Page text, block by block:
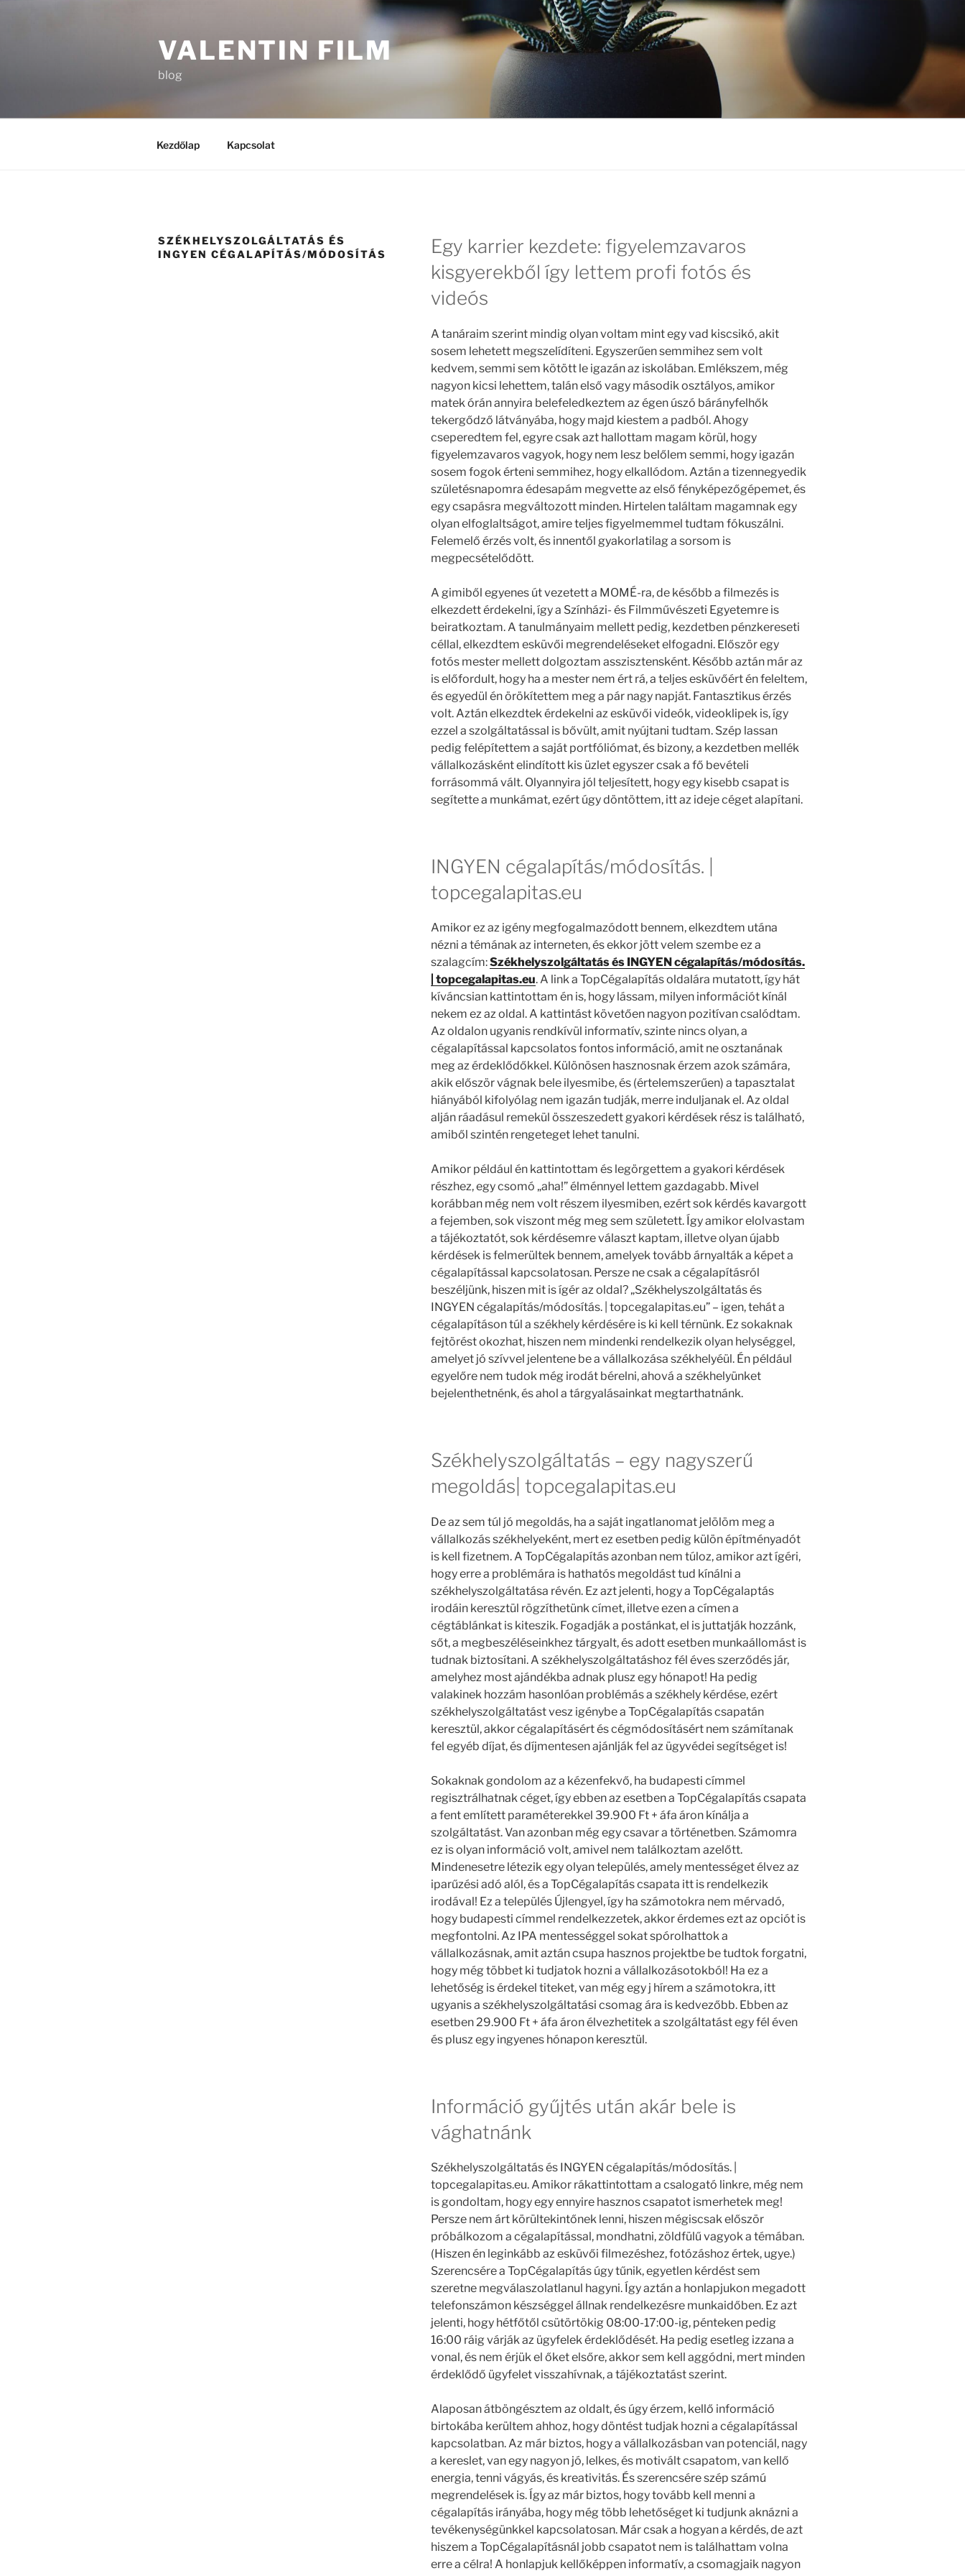
VALENTIN FILM
blog
Kezdőlap Kapcsolat
SZÉKHELYSZOLGÁLTATÁS ÉS
INGYEN CÉGALAPÍTÁS/MÓDOSÍTÁS
Egy karrier kezdete: figyelemzavaros
kisgyerekből így lettem profi fotós és
videós
A tanáraim szerint mindig olyan voltam mint egy vad kiscsikó, akit
sosem lehetett megszelídíteni. Egyszerűen semmihez sem volt
kedvem, semmi sem kötött le igazán az iskolában. Emlékszem, még
nagyon kicsi lehettem, talán első vagy második osztályos, amikor
matek órán annyira belefeledkeztem az égen úszó bárányfelhők
tekergődző látványába, hogy majd kiestem a padból. Ahogy
cseperedtem fel, egyre csak azt hallottam magam körül, hogy
figyelemzavaros vagyok, hogy nem lesz belőlem semmi, hogy igazán
sosem fogok érteni semmihez, hogy elkallódom. Aztán a tizennegyedik
születésnapomra édesapám megvette az első fényképezőgépemet, és
egy csapásra megváltozott minden. Hirtelen találtam magamnak egy
olyan elfoglaltságot, amire teljes figyelmemmel tudtam fókuszálni.
Felemelő érzés volt, és innentől gyakorlatilag a sorsom is
megpecsételődött.
A gimiből egyenes út vezetett a MOMÉ-ra, de később a filmezés is
elkezdett érdekelni, így a Színházi- és Filmművészeti Egyetemre is
beiratkoztam. A tanulmányaim mellett pedig, kezdetben pénzkereseti
céllal, elkezdtem esküvői megrendeléseket elfogadni. Először egy
fotós mester mellett dolgoztam asszisztensként. Később aztán már az
is előfordult, hogy ha a mester nem ért rá, a teljes esküvőért én feleltem,
és egyedül én örökítettem meg a pár nagy napját. Fantasztikus érzés
volt. Aztán elkezdtek érdekelni az esküvői videók, videoklipek is, így
ezzel a szolgáltatással is bővült, amit nyújtani tudtam. Szép lassan
pedig felépítettem a saját portfóliómat, és bizony, a kezdetben mellék
vállalkozásként elindított kis üzlet egyszer csak a fő bevételi
forrásommá vált. Olyannyira jól teljesített, hogy egy kisebb csapat is
segítette a munkámat, ezért úgy döntöttem, itt az ideje céget alapítani.
INGYEN cégalapítás/módosítás. |
topcegalapitas.eu
Amikor ez az igény megfogalmazódott bennem, elkezdtem utána
nézni a témának az interneten, és ekkor jött velem szembe ez a
szalagcím:Székhelyszolgáltatás és INGYEN cégalapítás/módosítás.
| topcegalapitas.eu. A link a TopCégalapítás oldalára mutatott, így hát
kíváncsian kattintottam én is, hogy lássam, milyen információt kínál
nekem ez az oldal. A kattintást követően nagyon pozitívan csalódtam.
Az oldalon ugyanis rendkívül informatív, szinte nincs olyan, a
cégalapítással kapcsolatos fontos információ, amit ne osztanának
meg az érdeklődőkkel. Különösen hasznosnak érzem azok számára,
akik először vágnak bele ilyesmibe, és (értelemszerűen) a tapasztalat
hiányából kifolyólag nem igazán tudják, merre induljanak el. Az oldal
alján ráadásul remekül összeszedett gyakori kérdések rész is található,
amiből szintén rengeteget lehet tanulni.
Amikor például én kattintottam és legörgettem a gyakori kérdések
részhez, egy csomó „aha!” élménnyel lettem gazdagabb. Mivel
korábban még nem volt részem ilyesmiben, ezért sok kérdés kavargott
a fejemben, sok viszont még meg sem született. Így amikor elolvastam
a tájékoztatót, sok kérdésemre választ kaptam, illetve olyan újabb
kérdések is felmerültek bennem, amelyek tovább árnyalták a képet a
cégalapítással kapcsolatosan. Persze ne csak a cégalapításról
beszéljünk, hiszen mit is ígér az oldal? „Székhelyszolgáltatás és
INGYEN cégalapítás/módosítás. | topcegalapitas.eu” – igen, tehát a
cégalapításon túl a székhely kérdésére is ki kell térnünk. Ez sokaknak
fejtörést okozhat, hiszen nem mindenki rendelkezik olyan helységgel,
amelyet jó szívvel jelentene be a vállalkozása székhelyéül. Én például
egyelőre nem tudok még irodát bérelni, ahová a székhelyünket
bejelenthetnénk, és ahol a tárgyalásainkat megtarthatnánk.
Székhelyszolgáltatás – egy nagyszerű
megoldás| topcegalapitas.eu
De az sem túl jó megoldás, ha a saját ingatlanomat jelölöm meg a
vállalkozás székhelyeként, mert ez esetben pedig külön építményadót
is kell fizetnem. A TopCégalapítás azonban nem túloz, amikor azt ígéri,
hogy erre a problémára is hathatós megoldást tud kínálni a
székhelyszolgáltatása révén. Ez azt jelenti, hogy a TopCégalaptás
irodáin keresztül rögzíthetünk címet, illetve ezen a címen a
cégtáblánkat is kiteszik. Fogadják a postánkat, el is juttatják hozzánk,
sőt, a megbeszéléseinkhez tárgyalt, és adott esetben munkaállomást is
tudnak biztosítani. A székhelyszolgáltatáshoz fél éves szerződés jár,
amelyhez most ajándékba adnak plusz egy hónapot! Ha pedig
valakinek hozzám hasonlóan problémás a székhely kérdése, ezért
székhelyszolgáltatást vesz igénybe a TopCégalapítás csapatán
keresztül, akkor cégalapításért és cégmódosításért nem számítanak
fel egyéb díjat, és díjmentesen ajánlják fel az ügyvédei segítséget is!
Sokaknak gondolom az a kézenfekvő, ha budapesti címmel
regisztrálhatnak céget, így ebben az esetben a TopCégalapítás csapata
a fent említett paraméterekkel 39.900 Ft + áfa áron kínálja a
szolgáltatást. Van azonban még egy csavar a történetben. Számomra
ez is olyan információ volt, amivel nem találkoztam azelőtt.
Mindenesetre létezik egy olyan település, amely mentességet élvez az
iparűzési adó alól, és a TopCégalapítás csapata itt is rendelkezik
irodával! Ez a település Újlengyel, így ha számotokra nem mérvadó,
hogy budapesti címmel rendelkezzetek, akkor érdemes ezt az opciót is
megfontolni. Az IPA mentességgel sokat spórolhattok a
vállalkozásnak, amit aztán csupa hasznos projektbe be tudtok forgatni,
hogy még többet ki tudjatok hozni a vállalkozásotokból! Ha ez a
lehetőség is érdekel titeket, van még egy j hírem a számotokra, itt
ugyanis a székhelyszolgáltatási csomag ára is kedvezőbb. Ebben az
esetben 29.900 Ft + áfa áron élvezhetitek a szolgáltatást egy fél éven
és plusz egy ingyenes hónapon keresztül.
Információ gyűjtés után akár bele is
vághatnánk
Székhelyszolgáltatás és INGYEN cégalapítás/módosítás. |
topcegalapitas.eu. Amikor rákattintottam a csalogató linkre, még nem
is gondoltam, hogy egy ennyire hasznos csapatot ismerhetek meg!
Persze nem árt körültekintőnek lenni, hiszen mégiscsak először
próbálkozom a cégalapítással, mondhatni, zöldfülű vagyok a témában.
(Hiszen én leginkább az esküvői filmezéshez, fotózáshoz értek, ugye.)
Szerencsére a TopCégalapítás úgy tűnik, egyetlen kérdést sem
szeretne megválaszolatlanul hagyni. Így aztán a honlapjukon megadott
telefonszámon készséggel állnak rendelkezésre munkaidőben. Ez azt
jelenti, hogy hétfőtől csütörtökig 08:00-17:00-ig, pénteken pedig
16:00 ráig várják az ügyfelek érdeklődését. Ha pedig esetleg izzana a
vonal, és nem érjük el őket elsőre, akkor sem kell aggódni, mert minden
érdeklődő ügyfelet visszahívnak, a tájékoztatást szerint.
Alaposan átböngésztem az oldalt, és úgy érzem, kellő információ
birtokába kerültem ahhoz, hogy döntést tudjak hozni a cégalapítással
kapcsolatban. Az már biztos, hogy a vállalkozásban van potenciál, nagy
a kereslet, van egy nagyon jó, lelkes, és motivált csapatom, van kellő
energia, tenni vágyás, és kreativitás. És szerencsére szép számú
megrendelések is. Így az már biztos, hogy tovább kell menni a
cégalapítás irányába, hogy még több lehetőséget ki tudjunk aknázni a
tevékenységünkkel kapcsolatosan. Már csak a hogyan a kérdés, de azt
hiszem a TopCégalapításnál jobb csapatot nem is találhattam volna
erre a célra! A honlapjuk kellőképpen informatív, a csomagjaik nagyon